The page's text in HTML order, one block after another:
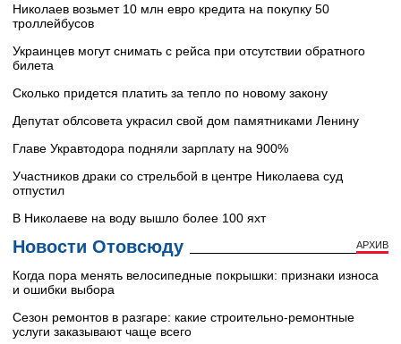
Николаев возьмет 10 млн евро кредита на покупку 50
троллейбусов
Украинцев могут снимать с рейса при отсутствии обратного
билета
Сколько придется платить за тепло по новому закону
Депутат облсовета украсил свой дом памятниками Ленину
Главе Укравтодора подняли зарплату на 900%
Участников драки со стрельбой в центре Николаева суд
отпустил
В Николаеве на воду вышло более 100 яхт
Новости Отовсюду АРХИВ
Когда пора менять велосипедные покрышки: признаки износа
и ошибки выбора
Сезон ремонтов в разгаре: какие строительно-ремонтные
услуги заказывают чаще всего